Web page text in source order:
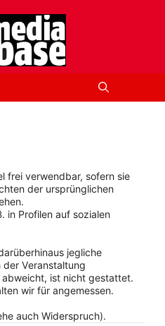
frei verwendbar, sofern sie
der ursprünglichen
in Profilen auf sozialen
jegliche
Veranstaltung
ist nicht gestattet.
wir für angemessen.
auch Widerspruch).